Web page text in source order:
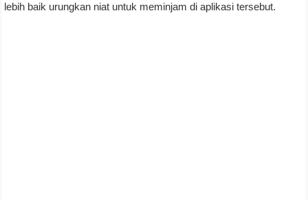
lebih baik urungkan niat untuk meminjam di aplikasi tersebut.